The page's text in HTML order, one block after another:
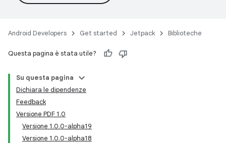
Android Developers Get started Jetpack Biblioteche
Questa pagina è stata utile?
Su questa pagina
Dichiara le dipendenze
Feedback
Versione PDF 1.0
Versione 1.0.0-alpha19
Versione 1.0.0-alpha18